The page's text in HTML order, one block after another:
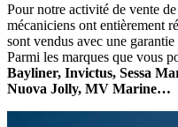
Pour notre activité de vente
mécaniciens ont entièrement
sont vendus avec une garantie
Parmi les marques que vous
Bayliner, Invictus, Sessa
Nuova Jolly, MV Marine…